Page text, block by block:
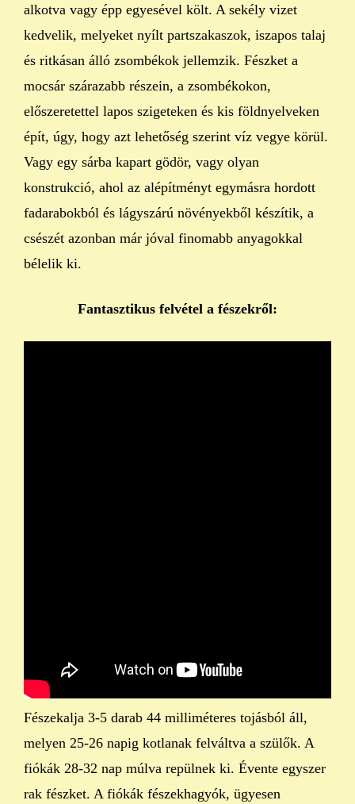
alkotva vagy épp egyesével költ. A sekély vizet
kedvelik, melyeket nyílt partszakaszok, iszapos talaj
és ritkásan álló zsombékok jellemzik. Fészket a
mocsár szárazabb részein, a zsombékokon,
előszeretettel lapos szigeteken és kis földnyelveken
épít, úgy, hogy azt lehetőség szerint víz vegye körül.
Vagy egy sárba kapart gödör, vagy olyan
konstrukció, ahol az alépítményt egymásra hordott
fadarabokból és lágyszárú növényekből készítik, a
csészét azonban már jóval finomabb anyagokkal
bélelik ki.
Fantasztikus felvétel a fészekről:
Fészekalja 3-5 darab 44 milliméteres tojásból áll,
melyen 25-26 napig kotlanak felváltva a szülők. A
fiókák 28-32 nap múlva repülnek ki. Évente egyszer
rak fészket. A fiókák fészekhagyók, ügyesen